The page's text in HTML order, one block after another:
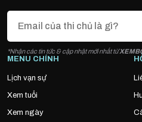
*Nhận các tin tức & cập nhật mới nhất từ
MENU CHÍNH
Lịch vạn sự
Xem tuổi
Xem ngày